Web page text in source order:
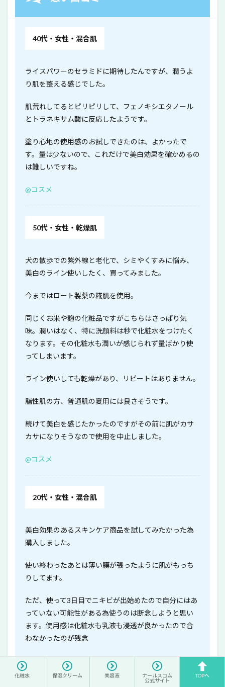
40代・女性・混合肌
ライスパワーのセラミドに期待したんですが、潤うよ
り肌を整える感じでした。
肌荒れしてるとピリピリして、フェノキシエタノール
とトラネキサム酸に反応したようです。
塗り心地の使用感のお試しできたのは、よかったで
す。量は少ないので、これだけで美白効果を確かめるの
は難しいですね。
@コスメ
50代・女性・乾燥肌
犬の散歩での紫外線と老化で、シミやくすみに悩み、
美白のライン使いしたく、買ってみました。
今まではロート製薬の糀肌を使用。
同じくお米や麹の化粧品ですがこちらはさっぱり気
味。潤いはなく、特に洗顔料は秒で化粧水をつけたく
なります。その化粧水も潤いが感じられず量ばかり使
ってしまいます。
ライン使いしても乾燥があり、リピートはありません。
脂性肌の方、普通肌の夏用には良さそうです。
続けて美白を感じたかったのですがその前に肌がカサ
カサになりそうなので使用を中止しました。
@コスメ
20代・女性・混合肌
美白効果のあるスキンケア商品を試してみたかった為
購入しました。
使い終わったあとは薄い膜が張ったように肌がもっち
りしてます。
ただ、使って3日目でニキビが出始めたので自分にはあ
っていない可能性がある為使うのは断念しようと思い
ます。使用感は化粧水も乳液も浸透が良かったので合
わなかったのが残念
@コスメ
化粧水 保湿クリーム 美容液
ナールスコム
公式サイト
TOPへ